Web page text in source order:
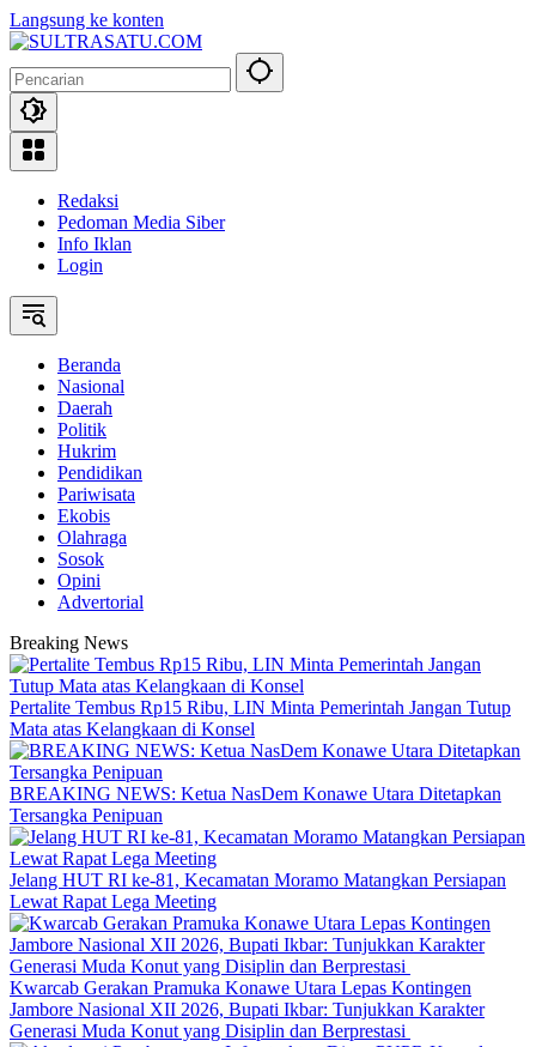
Langsung ke konten
Redaksi
Pedoman Media Siber
Info Iklan
Login
Beranda
Nasional
Daerah
Politik
Hukrim
Pendidikan
Pariwisata
Ekobis
Olahraga
Sosok
Opini
Advertorial
Breaking News
‎Pertalite Tembus Rp15 Ribu, LIN Minta Pemerintah Jangan Tutup
Mata atas Kelangkaan di Konsel
BREAKING NEWS: Ketua NasDem Konawe Utara Ditetapkan
Tersangka Penipuan
‎Jelang HUT RI ke-81, Kecamatan Moramo Matangkan Persiapan
Lewat Rapat Lega Meeting
‎Kwarcab Gerakan Pramuka Konawe Utara Lepas Kontingen
Jambore Nasional XII 2026, Bupati Ikbar: Tunjukkan Karakter
Generasi Muda Konut yang Disiplin dan Berprestasi ‎